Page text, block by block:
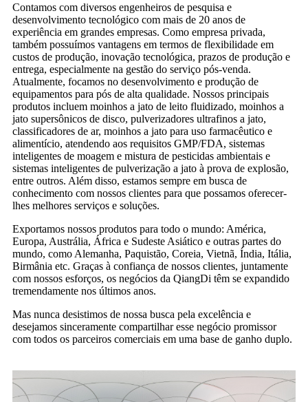
Contamos com diversos engenheiros de pesquisa e
desenvolvimento tecnológico com mais de 20 anos de
experiência em grandes empresas. Como empresa privada,
também possuímos vantagens em termos de flexibilidade em
custos de produção, inovação tecnológica, prazos de produção e
entrega, especialmente na gestão do serviço pós-venda.
Atualmente, focamos no desenvolvimento e produção de
equipamentos para pós de alta qualidade. Nossos principais
produtos incluem moinhos a jato de leito fluidizado, moinhos a
jato supersônicos de disco, pulverizadores ultrafinos a jato,
classificadores de ar, moinhos a jato para uso farmacêutico e
alimentício, atendendo aos requisitos GMP/FDA, sistemas
inteligentes de moagem e mistura de pesticidas ambientais e
sistemas inteligentes de pulverização a jato à prova de explosão,
entre outros. Além disso, estamos sempre em busca de
conhecimento com nossos clientes para que possamos oferecer-
lhes melhores serviços e soluções.
Exportamos nossos produtos para todo o mundo: América,
Europa, Austrália, África e Sudeste Asiático e outras partes do
mundo, como Alemanha, Paquistão, Coreia, Vietnã, Índia, Itália,
Birmânia etc. Graças à confiança de nossos clientes, juntamente
com nossos esforços, os negócios da QiangDi têm se expandido
tremendamente nos últimos anos.
Mas nunca desistimos de nossa busca pela excelência e
desejamos sinceramente compartilhar esse negócio promissor
com todos os parceiros comerciais em uma base de ganho duplo.